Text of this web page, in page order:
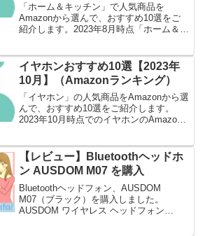
「ホーム＆キッチン」で人気商品を
Amazonから選んで、おすすめ10選をご
紹介します。2023年8月時点「ホーム＆キ
スモーキーブルー 5枚セット色 003 ス
モ...
イヤホンおすすめ10選【2023年
10月】（Amazonランキング）
「イヤホン」の人気商品をAmazonから選
んで、おすすめ10選をご紹介します。
2023年10月時点でのイヤホンのAmazon
月】イヤホンおすすめ10選【2023年1...
【レビュー】Bluetoothヘッドホ
ン AUSDOM M07 を購入
Bluetoothヘッドフォン、AUSDOM
M07（ブラック）を購入しました。
AUSDOM ワイヤレス ヘッドフォン